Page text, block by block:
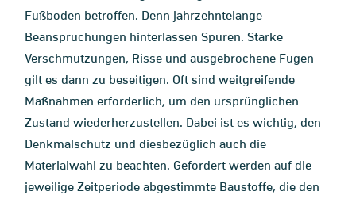
Fußboden betroffen. Denn jahrzehntelange
Beanspruchungen hinterlassen Spuren. Starke
Verschmutzungen, Risse und ausgebrochene Fugen
gilt es dann zu beseitigen. Oft sind weitgreifende
Maßnahmen erforderlich, um den ursprünglichen
Zustand wiederherzustellen. Dabei ist es wichtig, den
Denkmalschutz und diesbezüglich auch die
Materialwahl zu beachten. Gefordert werden auf die
jeweilige Zeitperiode abgestimmte Baustoffe, die den